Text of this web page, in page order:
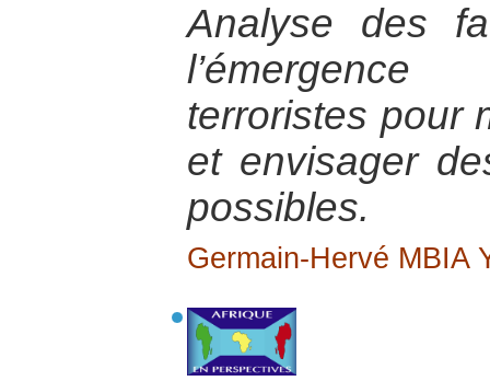
Analyse des
terroristes pour
et envisager
possibles.
Germain-Hervé MBIA